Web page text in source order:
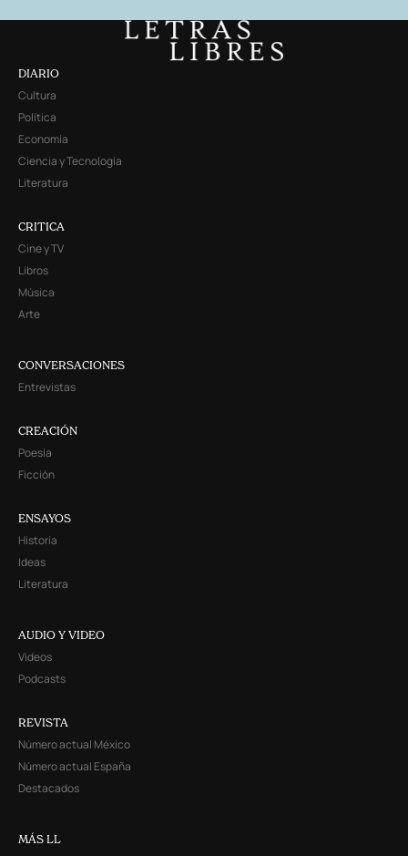
DIARIO
Cultura
Política
Economía
Ciencia y Tecnología
Literatura
CRITICA
Cine y TV
Libros
Música
Arte
CONVERSACIONES
Entrevistas
CREACIÓN
Poesía
Ficción
ENSAYOS
Historia
Ideas
Literatura
AUDIO Y VIDEO
Videos
Podcasts
REVISTA
Número actual México
Número actual España
Destacados
MÁS LL